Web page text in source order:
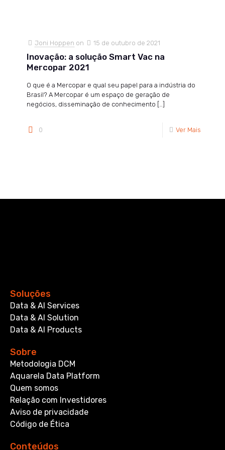
Joni Hoppen on 15 de outubro de 2021
Inovação: a solução Smart Vac na
Mercopar 2021
O que é a Mercopar e qual seu papel para a indústria do
Brasil? A Mercopar é um espaço de geração de
negócios, disseminação de conhecimento […]
0 Ver Mais
Soluções
Data & AI Services
Data & AI Solution
Data & AI Products
Sobre
Metodologia DCM
Aquarela Data Platform
Quem somos
Relação com Investidores
Aviso de privacidade
Código de Ética
Conteúdos